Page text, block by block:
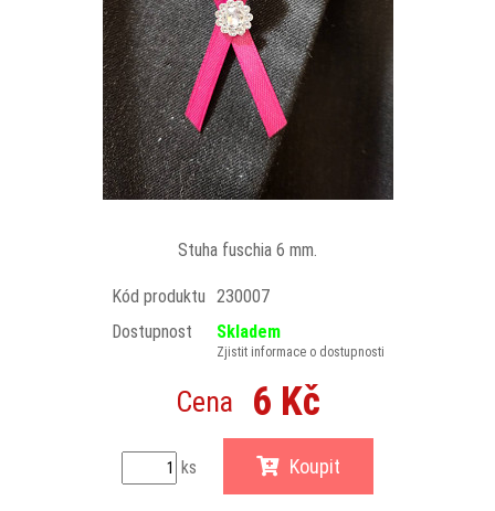
Stuha fuschia 6 mm.
Kód produktu 230007
Dostupnost
Skladem
Zjistit informace o dostupnosti
Cena 6 Kč
ks Koupit